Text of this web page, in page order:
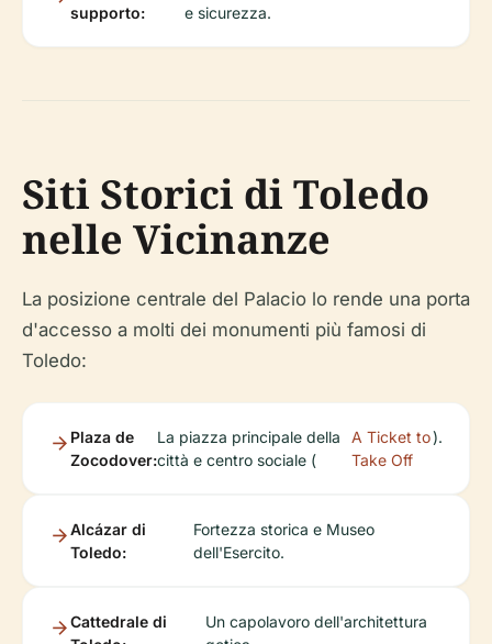
supporto:
e sicurezza.
Siti Storici di Toledo
nelle Vicinanze
La posizione centrale del Palacio lo rende una porta
d'accesso a molti dei monumenti più famosi di
Toledo:
Plaza de
Zocodover:
La piazza principale della
città e centro sociale (
A Ticket to
Take Off
).
Alcázar di
Toledo:
Fortezza storica e Museo
dell'Esercito.
Cattedrale di
Un capolavoro dell'architettura